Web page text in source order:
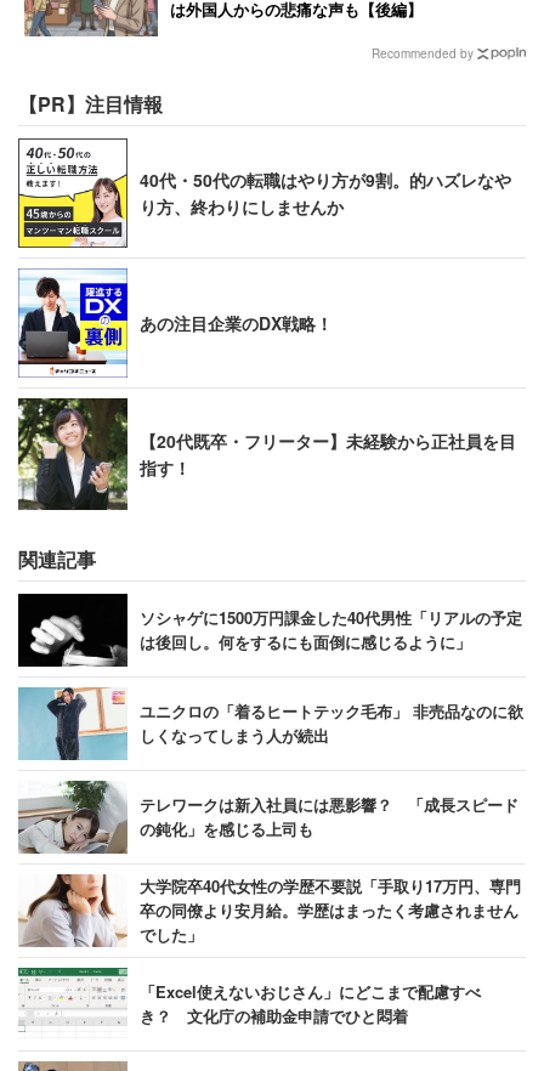
は外国人からの悲痛な声も【後編】
Recommended by
【PR】注目情報
40代・50代の転職はやり方が9割。的ハズレなや
り方、終わりにしませんか
あの注目企業のDX戦略！
【20代既卒・フリーター】未経験から正社員を目
指す！
関連記事
ソシャゲに1500万円課金した40代男性「リアルの予定
は後回し。何をするにも面倒に感じるように」
ユニクロの「着るヒートテック毛布」 非売品なのに欲
しくなってしまう人が続出
テレワークは新入社員には悪影響？ 「成長スピード
の鈍化」を感じる上司も
大学院卒40代女性の学歴不要説「手取り17万円、専門
卒の同僚より安月給。学歴はまったく考慮されません
でした」
「Excel使えないおじさん」にどこまで配慮すべ
き？ 文化庁の補助金申請でひと悶着